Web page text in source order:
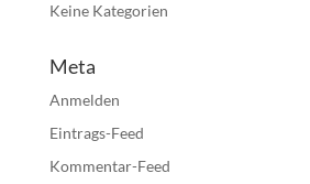
Keine Kategorien
Meta
Anmelden
Eintrags-Feed
Kommentar-Feed